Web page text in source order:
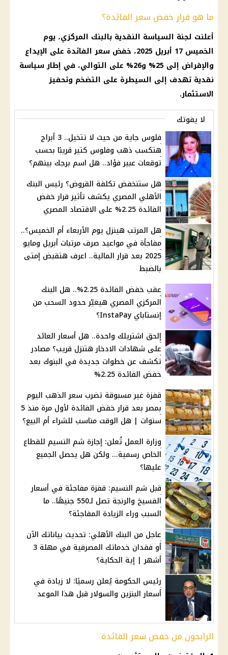
ما هو قرار خفض سعر الفائدة؟
أعلنت لجنة السياسة النقدية بالبنك المركزي، يوم
الخميس 17
أبريل 2025 ، خفض سعر الفائدة على الإيداع
والإقراض إلى 25% و26% على التوالي، في إطار
سياسة
نقدية تهدف إلى السيطرة على التضخم وتحفيز
الاستثمار.
لا يفوتك
فلوس جاية من حيث لا تتخيل.. 3 أبراج
هتكسب ذهب وفلوس كتير قريبًا بحسب
توقعات عبير فؤاد.. هل اسم برجك بينهم؟
هل ستنخفض تكلفة القروض؟ رئيس البنك
الأهلي المصري يكشف تأثير قرار خفض
الفائدة 2.25% على الاقتصاد المصري
هل المرتب هينزل يوم الأربعاء أم الخميس؟..
مفاجأة في مواعيد صرف مرتبات أبريل ومايو
2025 بعد قرار المالية.. اعرف هتقبض إمتى
بالضبط
عقب خفض الفائدة 2.25%.. هل البنك
المركزي المصري هيغيّر حدود السحب من
إنستاباي InstaPay؟
إلحق اشتريلك واحدة.. هل أسعار العائد
على شهادات الادخار هتنزل قريب؟ مصادر
تكشف عن خطوات جديدة في البنوك بعد
خفض الفائدة 2.25%
قفزة غير مسبوقة تضرب سعر الذهب اليوم
بمصر بعد قرار خفض الفائدة لأول مرة منذ 5
سنوات | هل الوقت مناسب للشراء أم البيع؟
وزارة العمل تُعلن: إجازة شم النسيم للقطاع
الخاص رسمية... ولكن هل يحصل الجميع
عليها؟
قبل شم النسيم: قفزة مفاجئة في أسعار
الفسيخ والرنجة تصل لـ550 جنيهًا.. ما
السبب وراء الزيادة المفاجئة؟
عاجل من البنك الأهلي: تحديث بياناتك الآن
أو فقدان خدماتك المصرفية في مهلة 3
أشهر | إية الحكاية؟
رئيس الحكومة يُعلن رسميًا: لا زيادة في
أسعار البنزين والسولار قبل هذا الموعد
الرابحون من خفض سعر الفائدة